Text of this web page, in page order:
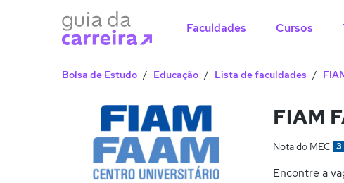
Faculdades Cursos
Bolsa de Estudo Educação Lista de faculdades
FIAM
Nota do MEC 3
Encontre a